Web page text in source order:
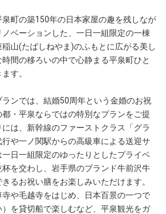
町の築150年の日本家屋の趣を残しなが
ベーションした、一日一組限定の一棟
山(たばしねやま)のふもとに広がる美し
間の移ろいの中で心静まる平泉町ひと
す。
ンでは、結婚50周年という金婚のお祝
・平泉ならではの特別なプランをご提
は、新幹線のファーストクラス「グラ
や一ノ関駅からの高級車による送迎サ
日一組限定のゆったりとしたプライベ
を交わし、岩手県のブランド牛前沢牛
るお祝い膳をお楽しみいただけます。
や毛越寺をはじめ、日本百景の一つで
を貸切船で楽しむなど、平泉観光をガ